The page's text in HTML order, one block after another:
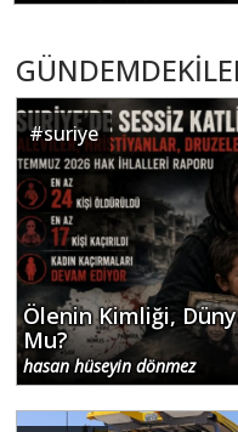
#suriye
Ölenin Kimliği,
Mu?
hasan hüseyin dönmez